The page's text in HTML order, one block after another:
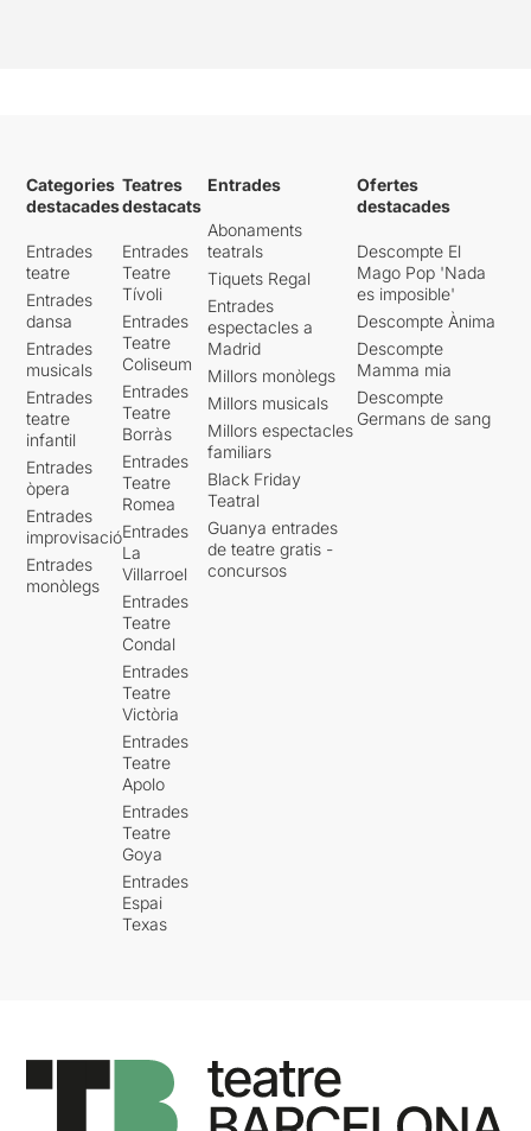
Categories
destacades
Entrades
teatre
Entrades
dansa
Entrades
musicals
Entrades
teatre
infantil
Entrades
òpera
Entrades
improvisació
Entrades
monòlegs
Teatres
destacats
Entrades
Teatre
Tívoli
Entrades
Teatre
Coliseum
Entrades
Teatre
Borràs
Entrades
Teatre
Romea
Entrades
La
Villarroel
Entrades
Teatre
Condal
Entrades
Teatre
Victòria
Entrades
Teatre
Apolo
Entrades
Teatre
Goya
Entrades
Espai
Texas
Entrades
Abonaments
teatrals
Tiquets Regal
Entrades
espectacles a
Madrid
Millors monòlegs
Millors musicals
Millors espectacles
familiars
Black Friday
Teatral
Guanya entrades
de teatre gratis -
concursos
Ofertes
destacades
Descompte El
Mago Pop 'Nada
es imposible'
Descompte Ànima
Descompte
Mamma mia
Descompte
Germans de sang